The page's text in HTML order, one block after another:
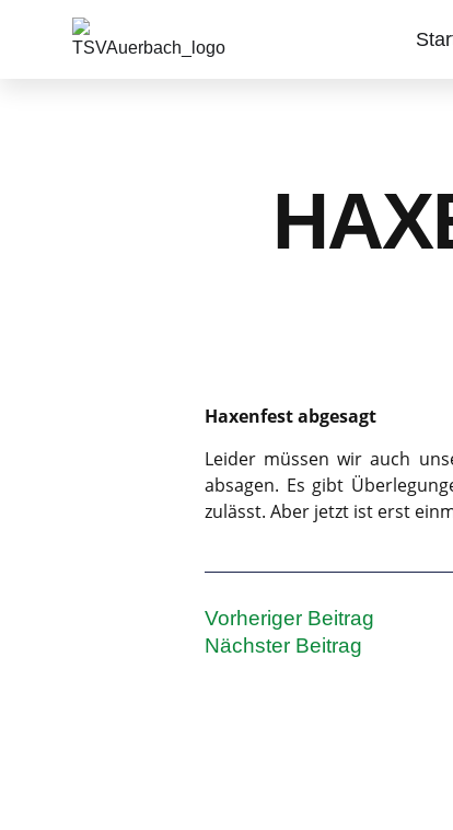
Haxenfest abgesagt
Leider müssen wir auch
absagen. Es gibt
zulässt. Aber jetzt ist erst
Vorheriger Beitrag
Nächster Beitrag